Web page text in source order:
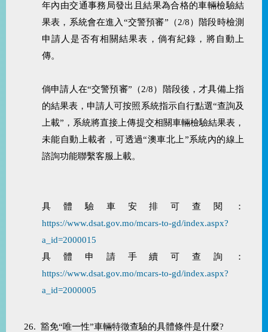
年內由交通事務局發出且結果為合格的車輛檢驗結
果表，系統會在進入“交警預審”（2/8）階段時檢測
申請人是否有相關結果表，倘有紀錄，將自動上
傳。
倘申請人在“交警預審”（2/8）階段後，才具備上指
的結果表，申請人可按照系統指示自行點選“查詢及
上載”，系統將直接上傳提交相關車輛檢驗結果表，
未能自動上載者，可透過“澳車北上”系統內的線上
諮詢功能聯繫客服上載。
具體驗車安排可查閱：
https://www.dsat.gov.mo/mcars-to-gd/index.aspx?
a_id=2000015
具體申請手續可查詢：
https://www.dsat.gov.mo/mcars-to-gd/index.aspx?
a_id=2000005
26. 豁免“唯一性”車輛特徵查驗的具體條件是什麼?